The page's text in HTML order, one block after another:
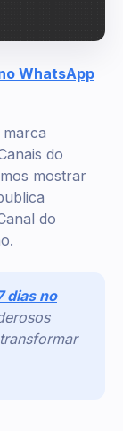
WhatsApp
do
mostrar
do
dias no